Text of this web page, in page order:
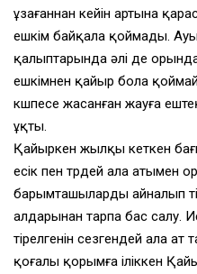
ұзағаннан кейін артына
ешкім байқала қоймады.
қалыптарында әлі де
ешкімнен қайыр бола
көшпесе жасанған жауға
ұқты.
Қайыркен жылқы кеткен
есік пен төрдей ала атымен
барымташыларды айналып
алдарынан тарпа бас салу.
тірелгенін сезгендей ала ат
қоғалы қорымға іліккен